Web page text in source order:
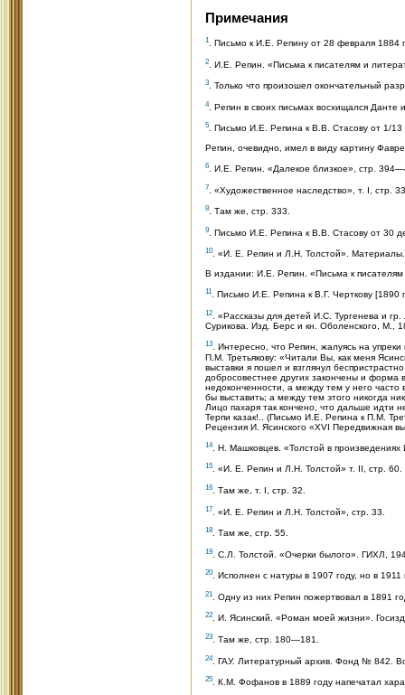
Примечания
1. Письмо к И.Е. Репину от 28 февраля 1884
2 . И.Е. Репин. «Письма к писателям и
3. Только что произошел окончательный
4. Репин в своих письмах восхищался Данте
5. Письмо И.Е. Репина к В.В. Стасову от 1/
Репин, очевидно, имел в виду картину
6. И.Е. Рeпин. «Далекое близкое», стр.
7 . «Художественное наследство», т. I, стр.
8. Там же, стр. 333.
9 . Письмо И.Е. Репина к В.В. Стасову от 30
10. «И. Е. Репин и Л.Н. Толстой». Материалы.
В издании: И.Е. Репин. «Письма к
11. Письмо И.Е. Репина к В.Г. Черткову
12
. «Рассказы для детей И.С. Тургенева и
Сурикова. Изд. Берс и кн. Оболенского, М.,
13. Интересно, что Репин, жалуясь на
П.М. Третьякову: «Читали Вы, как меня
выставки я пошел и взглянул
добросовестнее других закончены и форма
недоконченности, а между тем у него часто
бы выставить; а между тем этого никогда
Лицо пахаря так кончено, что дальше идти
Терпи казак!.. (Письмо И.Е. Репина к П.М.
Рецензия И. Ясинского «XVI Передвижная
14. Н. Машковцев. «Толстой в
15. «И. Е. Репин и Л.Н. Толстой» т. II, стр. 60.
16. Там же, т. I, стр. 32.
17 . «И. Е. Репин и Л.Н. Толстой», стр. 33.
18. Там же, стр. 55.
19 . С.Л. Толстой. «Очерки былого». ГИХЛ,
20. Исполнен с натуры в 1907 году, но в
21. Одну из них Репин пожертвовал в 1891
22. И. Ясинский. «Роман моей жизни».
23. Там же, стр. 180—181.
24. ГАУ. Литературный архив. Фонд № 842.
25. К.М. Фофанов в 1889 году напечатал